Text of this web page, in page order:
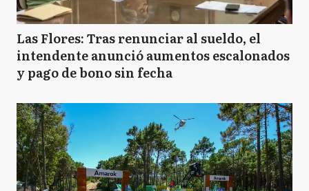
Las Flores: Tras renunciar al sueldo, el
intendente anunció aumentos escalonados
y pago de bono sin fecha